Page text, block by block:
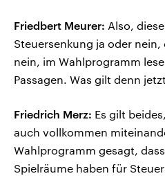
Friedbert Meurer: Also,
Steuersenkung ja oder
nein, im Wahlprogramm
Passagen. Was gilt denn
Friedrich Merz: Es gilt
auch vollkommen
Wahlprogramm gesagt,
Spielräume haben für